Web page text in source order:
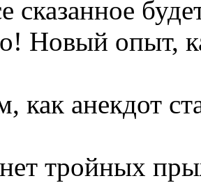
сказанное
Новый опыт,
как анекдот
тройных